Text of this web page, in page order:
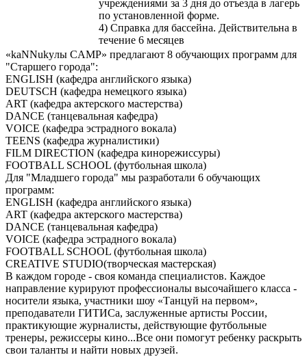
учреждениями за 3 дня до отъезда в лагерь
по установленной форме.
4) Справка для бассейна. Действительна в
течение 6 месяцев
«kaNNukyлы CAMP» предлагают 8 обучающих программ для
"Старшего города":
ENGLISH (кафедра английского языка)
DEUTSCH (кафедра немецкого языка)
ART (кафедра актерского мастерства)
DANCE (танцевальная кафедра)
VOICE (кафедра эстрадного вокала)
TEENS (кафедра журналистики)
FILM DIRECTION (кафедра кинорежиссуры)
FOOTBALL SCHOOL (футбольная школа)
Для "Младшего города" мы разработали 6 обучающих
программ:
ENGLISH (кафедра английского языка)
ART (кафедра актерского мастерства)
DANCE (танцевальная кафедра)
VOICE (кафедра эстрадного вокала)
FOOTBALL SCHOOL (футбольная школа)
CREATIVE STUDIO(творческая мастерская)
В каждом городе - своя команда специалистов. Каждое
направление курируют профессионалы высочайшего класса -
носители языка, участники шоу «Танцуй на первом»,
преподаватели ГИТИСа, заслуженные артисты России,
практикующие журналисты, действующие футбольные
тренеры, режиссеры кино...Все они помогут ребенку раскрыть
свои таланты и найти новых друзей.